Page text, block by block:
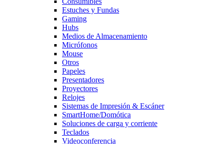
Estuches y Fundas
Gaming
Hubs
Medios de Almacenamiento
Micrófonos
Mouse
Otros
Papeles
Presentadores
Proyectores
Relojes
Sistemas de Impresión & Escáner
SmartHome/Domótica
Soluciones de carga y corriente
Teclados
Videoconferencia